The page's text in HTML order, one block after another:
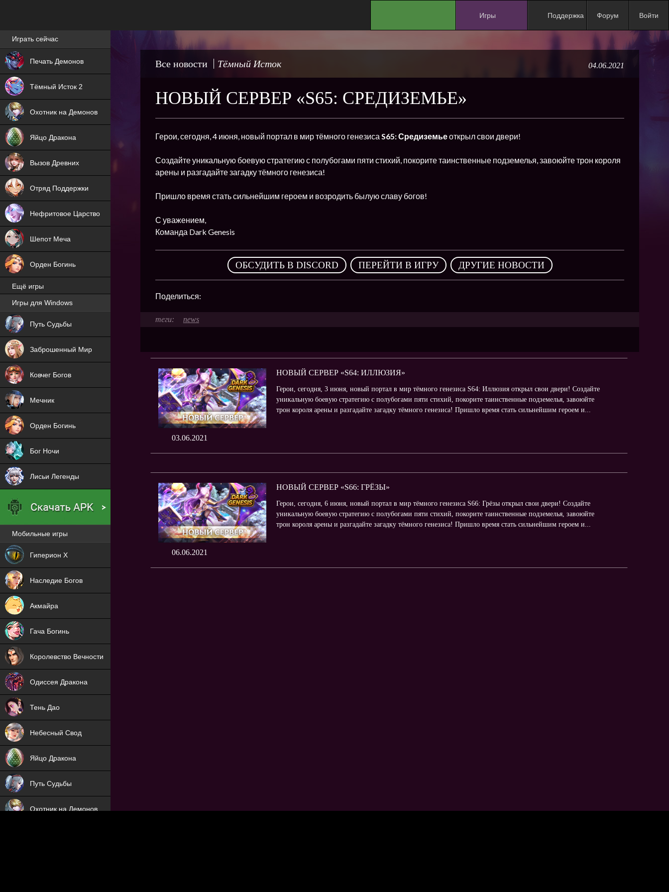
Игры
NEW
Поддержка Форум Войти
Все новости Тёмный Исток 04.06.2021
НОВЫЙ СЕРВЕР «S65: СРЕДИЗЕМЬЕ»
Герои, сегодня, 4 июня, новый портал в мир тёмного генезиса S65: Средиземьеоткрыл свои двери!
Создайте уникальную боевую стратегию с полубогами пяти стихий, покорите таинственные подземелья, завоюйте трон короля
арены и разгадайте загадку тёмного генезиса!
Пришло время стать сильнейшим героем и возродить былую славу богов!
С уважением,
Команда Dark Genesis
ОБСУДИТЬ В DISCORD , ПЕРЕЙТИ В ИГРУ , ДРУГИЕ НОВОСТИ
Поделиться:
news
03.06.2021
НОВЫЙ СЕРВЕР «S64: ИЛЛЮЗИЯ»
Герои, сегодня, 3 июня, новый портал в мир тёмного генезиса S64: Иллюзия открыл свои двери! Создайте
уникальную боевую стратегию с полубогами пяти стихий, покорите таинственные подземелья, завоюйте
трон короля арены и разгадайте загадку тёмного генезиса! Пришло время стать сильнейшим героем и...
06.06.2021
НОВЫЙ СЕРВЕР «S66: ГРЁЗЫ»
Герои, сегодня, 6 июня, новый портал в мир тёмного генезиса S66: Грёзы открыл свои двери! Создайте
уникальную боевую стратегию с полубогами пяти стихий, покорите таинственные подземелья, завоюйте
трон короля арены и разгадайте загадку тёмного генезиса! Пришло время стать сильнейшим героем и...
Лучшие игры онлайн
Играть сейчас
Печать Демонов
NEW
Тёмный Исток 2
NEW
Охотник на Демонов
ХИТ
Яйцо Дракона
NEW
Вызов Древних
ХИТ
Отряд Поддержки
ХИТ
Нефритовое Царство
Шепот Меча
Орден Богинь
Ещё игры
Игры для Windows
Путь Судьбы
Заброшенный Мир
NEW
Ковчег Богов
Мечник
Орден Богинь
Бог Ночи
Лисьи Легенды
Мобильные игры
Гиперион Х
Наследие Богов
NEW
Акмайра
NEW
Гача Богинь
NEW
Королевство Вечности
NEW
Одиссея Дракона
NEW
Тень Дао
NEW
Небесный Свод
NEW
Яйцо Дракона
NEW
Путь Судьбы
NEW
Охотник на Демонов
ХИТ